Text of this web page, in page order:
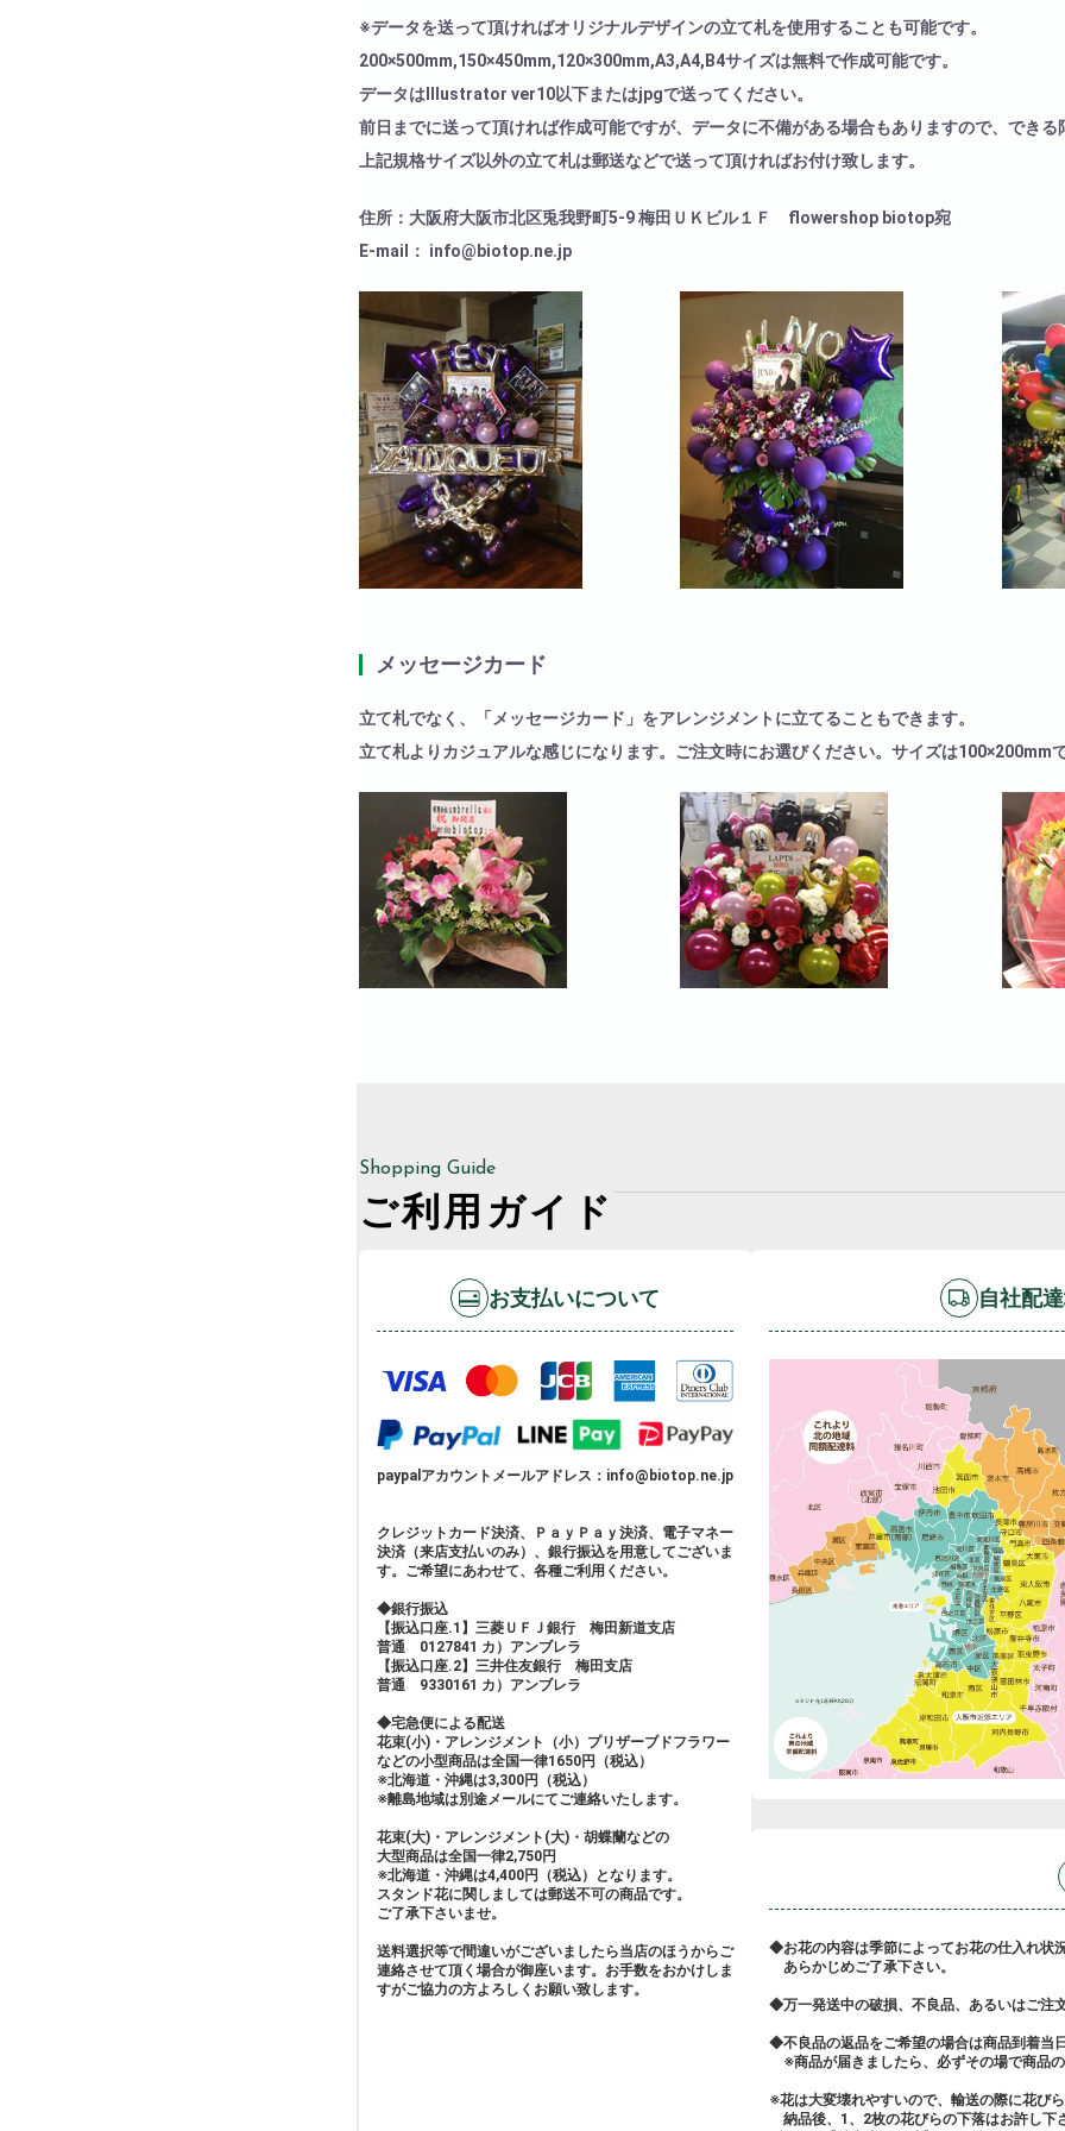
※データを送って頂ければオリジナルデザインの立て札を使用することも可能です。
200×500mm,150×450mm,120×300mm,A3,A4,B4サイズは無料で作成可能です。
データはIllustrator ver10以下またはjpgで送ってください。
前日までに送って頂ければ作成可能ですが、データに不備がある場合もありますので、でき
上記規格サイズ以外の立て札は郵送などで送って頂ければお付け致します。
住所：大阪府大阪市北区兎我野町5-9 梅田ＵＫビル１Ｆ flowershop biotop宛
E-mail： info@biotop.ne.jp
メッセージカード
立て札でなく、「メッセージカード」をアレンジメントに立てることもできます。
立て札よりカジュアルな感じになります。ご注文時にお選びください。サイズは100×200mm
Shopping Guide
ご利用ガイド
お支払いについて
paypalアカウントメールアドレス：info@biotop.ne.jp
クレジットカード決済、ＰａｙＰａｙ決済、電子マネー
決済（来店支払いのみ）、銀行振込を用意してございま
す。ご希望にあわせて、各種ご利用ください。
◆銀行振込
【振込口座.1】三菱ＵＦＪ銀行 梅田新道支店
普通 0127841 カ）アンブレラ
【振込口座.2】三井住友銀行 梅田支店
普通 9330161 カ）アンブレラ
◆宅急便による配送
花束(小)・アレンジメント（小）プリザーブドフラワー
などの小型商品は全国一律1650円（税込）
※北海道・沖縄は3,300円（税込）
※離島地域は別途メールにてご連絡いたします。
花束(大)・アレンジメント(大)・胡蝶蘭などの
大型商品は全国一律2,750円
※北海道・沖縄は4,400円（税込）となります。
スタンド花に関しましては郵送不可の商品です。
ご了承下さいませ。
送料選択等で間違いがございましたら当店のほうからご
連絡させて頂く場合が御座います。お手数をおかけしま
すがご協力の方よろしくお願い致します。
自社配
◆お花の内容は季節によってお花の仕入れ状
あらかじめご了承下さい。
◆万一発送中の破損、不良品、あるいはご注
◆不良品の返品をご希望の場合は商品到着当
※商品が届きましたら、必ずその場で商品
※花は大変壊れやすいので、輸送の際に花び
納品後、1、2枚の花びらの下落はお許し下